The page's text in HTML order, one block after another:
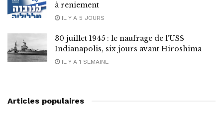
à reniement
IL Y A 5 JOURS
30 juillet 1945 : le naufrage de l’USS
Indianapolis, six jours avant Hiroshima
IL Y A 1 SEMAINE
Articles populaires